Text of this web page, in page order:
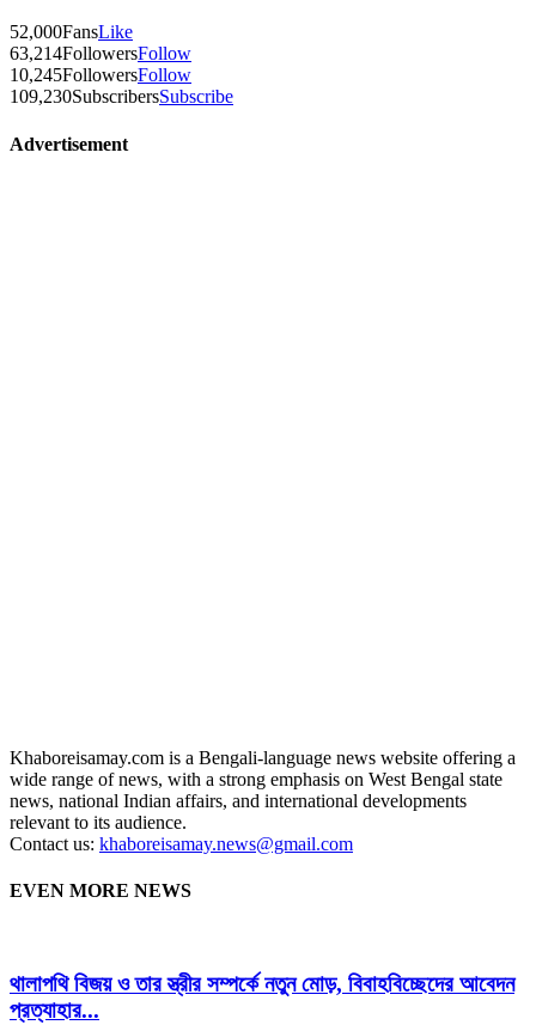
52,000FansLike
63,214FollowersFollow
10,245FollowersFollow
109,230SubscribersSubscribe
Advertisement
Khaboreisamay.com is a Bengali-language news website offering a
wide range of news, with a strong emphasis on West Bengal state
news, national Indian affairs, and international developments
relevant to its audience.
Contact us: khaboreisamay.news@gmail.com
EVEN MORE NEWS
থালাপথি বিজয় ও তার স্ত্রীর সম্পর্কে নতুন মোড়, বিবাহবিচ্ছেদের আবেদন
প্রত্যাহার...